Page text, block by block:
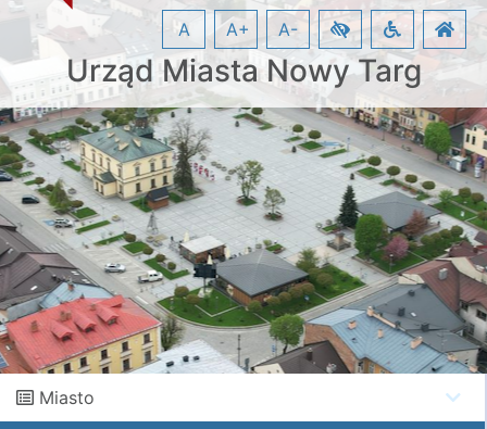
Urząd Miasta Nowy Targ
A A+ A-
Miasto